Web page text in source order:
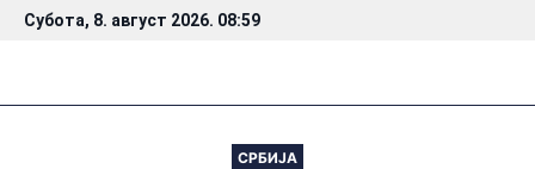
Субота, 8. август 2026. 08:59
СРБИЈА